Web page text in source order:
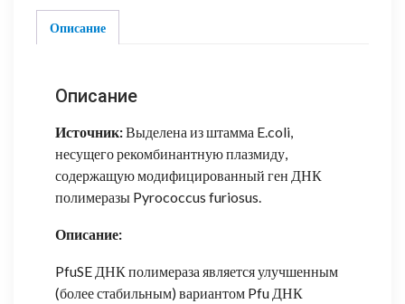
Описание
Описание
Источник:Выделена из штамма E.coli,
несущего рекомбинантную плазмиду,
содержащую модифицированный ген ДНК
полимеразы Pyrococcus furiosus.
Описание:
PfuSE ДНК полимераза является улучшенным
(более стабильным) вариантом Pfu ДНК